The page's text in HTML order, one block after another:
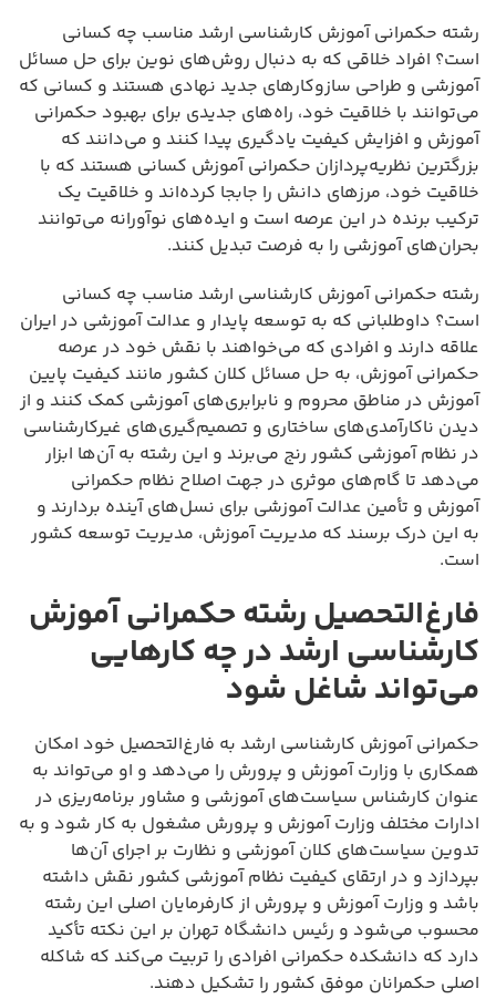
رشته حکمرانی آموزش کارشناسی ارشد مناسب چه کسانی
است؟ افراد خلاقی که به دنبال روش‌های نوین برای حل مسائل
آموزشی و طراحی سازوکارهای جدید نهادی هستند و کسانی که
می‌توانند با خلاقیت خود، راه‌های جدیدی برای بهبود حکمرانی
آموزش و افزایش کیفیت یادگیری پیدا کنند و می‌دانند که
بزرگترین نظریه‌پردازان حکمرانی آموزش کسانی هستند که با
خلاقیت خود، مرزهای دانش را جابجا کرده‌اند و خلاقیت یک
ترکیب برنده در این عرصه است و ایده‌های نوآورانه می‌توانند
بحران‌های آموزشی را به فرصت تبدیل کنند.
رشته حکمرانی آموزش کارشناسی ارشد مناسب چه کسانی
است؟ داوطلبانی که به توسعه پایدار و عدالت آموزشی در ایران
علاقه دارند و افرادی که می‌خواهند با نقش خود در عرصه
حکمرانی آموزش، به حل مسائل کلان کشور مانند کیفیت پایین
آموزش در مناطق محروم و نابرابری‌های آموزشی کمک کنند و از
دیدن ناکارآمدی‌های ساختاری و تصمیم‌گیری‌های غیرکارشناسی
در نظام آموزشی کشور رنج می‌برند و این رشته به آن‌ها ابزار
می‌دهد تا گام‌های موثری در جهت اصلاح نظام حکمرانی
آموزش و تأمین عدالت آموزشی برای نسل‌های آینده بردارند و
به این درک برسند که مدیریت آموزش، مدیریت توسعه کشور
است.
فارغ‌التحصیل رشته حکمرانی آموزش
کارشناسی ارشد در چه کارهایی
می‌تواند شاغل شود
حکمرانی آموزش کارشناسی ارشد به فارغ‌التحصیل خود امکان
همکاری با وزارت آموزش و پرورش را می‌دهد و او می‌تواند به
عنوان کارشناس سیاست‌های آموزشی و مشاور برنامه‌ریزی در
ادارات مختلف وزارت آموزش و پرورش مشغول به کار شود و به
تدوین سیاست‌های کلان آموزشی و نظارت بر اجرای آن‌ها
بپردازد و در ارتقای کیفیت نظام آموزشی کشور نقش داشته
باشد و وزارت آموزش و پرورش از کارفرمایان اصلی این رشته
محسوب می‌شود و رئیس دانشگاه تهران بر این نکته تأکید
دارد که دانشکده حکمرانی افرادی را تربیت می‌کند که شاکله
اصلی حکمرانان موفق کشور را تشکیل دهند.